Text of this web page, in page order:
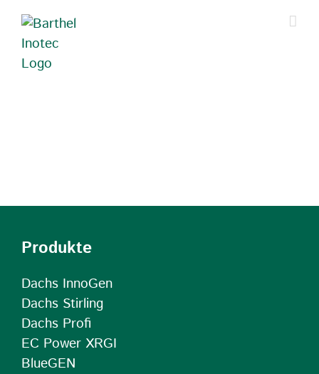
Inhalt
springen
Produkte
Dachs InnoGen
Dachs Stirling
Dachs Profi
EC Power XRGI
BlueGEN